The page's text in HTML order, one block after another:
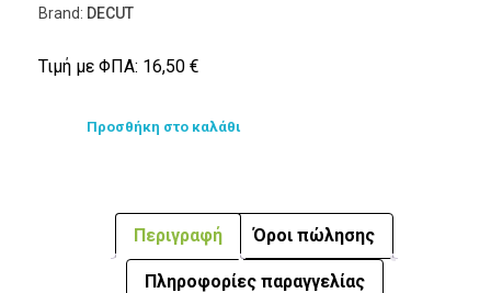
Brand: DECUT
Τιμή με ΦΠΑ: 16,50 €
Προσθήκη στο καλάθι
Περιγραφή Όροι πώλησης
Πληροφορίες παραγγελίας